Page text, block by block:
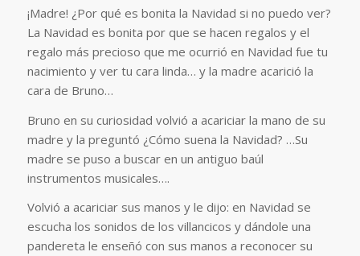
¡Madre! ¿Por qué es bonita la Navidad si no puedo ver?
La Navidad es bonita por que se hacen regalos y el
regalo más precioso que me ocurrió en Navidad fue tu
nacimiento y ver tu cara linda… y la madre acarició la
cara de Bruno…
Bruno en su curiosidad volvió a acariciar la mano de su
madre y la preguntó ¿Cómo suena la Navidad? …Su
madre se puso a buscar en un antiguo baúl
instrumentos musicales….
Volvió a acariciar sus manos y le dijo: en Navidad se
escucha los sonidos de los villancicos y dándole una
pandereta le enseñó con sus manos a reconocer su